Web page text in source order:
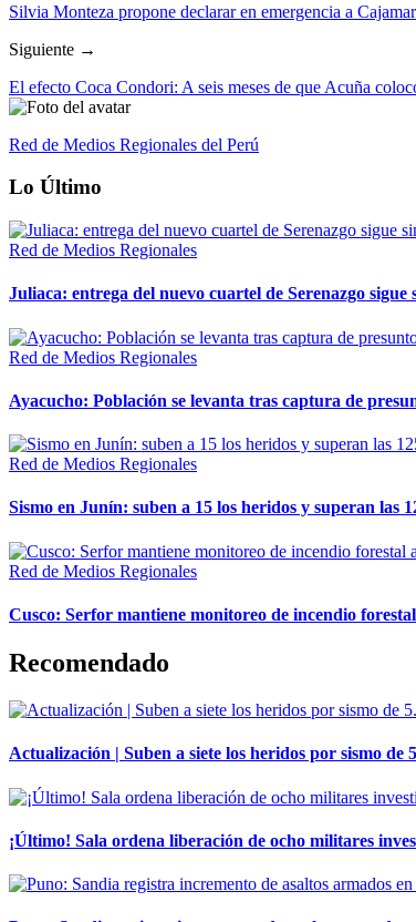
Silvia Monteza propone declarar en emergencia a
Siguiente →
El efecto Coca Condori: A seis meses de que Acuña
Red de Medios Regionales del Perú
Lo Último
Red de Medios Regionales
Juliaca: entrega del nuevo cuartel de Serenazgo
Red de Medios Regionales
Ayacucho: Población se levanta tras captura de
Red de Medios Regionales
Sismo en Junín: suben a 15 los heridos y superan las
Red de Medios Regionales
Cusco: Serfor mantiene monitoreo de incendio
Recomendado
Actualización | Suben a siete los heridos por sismo
¡Último! Sala ordena liberación de ocho militares